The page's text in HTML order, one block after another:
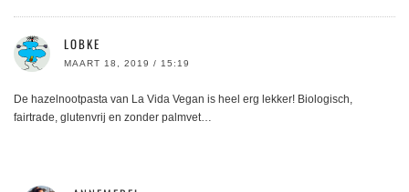
LOBKE
MAART 18, 2019 / 15:19
De hazelnootpasta van La Vida Vegan is heel erg lekker! Biologisch,
fairtrade, glutenvrij en zonder palmvet…